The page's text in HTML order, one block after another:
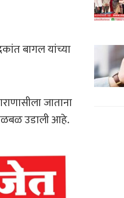
बागल यांच्या
जाताना
उडाली आहे.